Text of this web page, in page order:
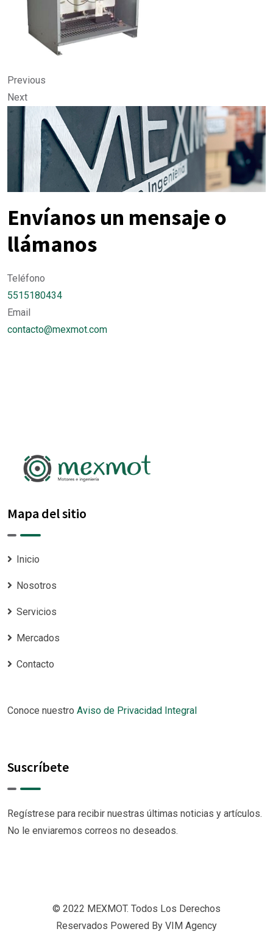
Previous
Next
Envíanos un mensaje o
llámanos
Teléfono
5515180434
Email
contacto@mexmot.com
Mapa del sitio
Inicio
Nosotros
Servicios
Mercados
Contacto
Conoce nuestro Aviso de Privacidad Integral
Suscríbete
Regístrese para recibir nuestras últimas noticias y artículos.
No le enviaremos correos no deseados.
© 2022 MEXMOT. Todos Los Derechos
Reservados Powered By VIM Agency